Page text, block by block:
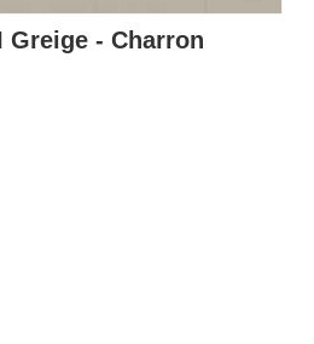
Greige - Charron